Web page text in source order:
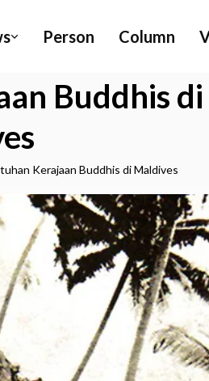
Person Column
Buddhis di
Kerajaan Buddhis di Maldives